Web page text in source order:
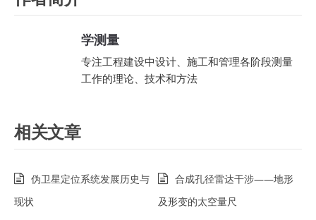
学测量
专注工程建设中设计、施工和管理各阶段测量
工作的理论、技术和方法
相关文章
伪卫星定位系统发展历史与
现状
合成孔径雷达干涉——地形
及形变的太空量尺